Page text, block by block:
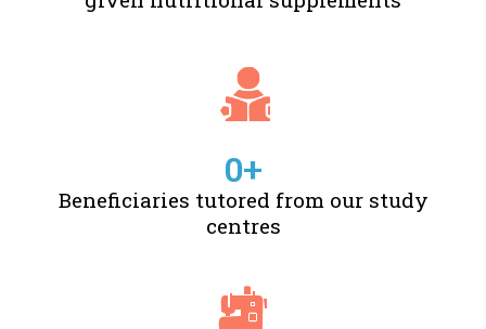
Beneficiaries tutored from our study
centres
0+